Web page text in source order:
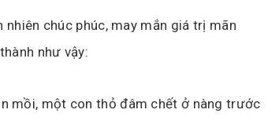
chúc phúc, may mắn giá trị mãn
như vậy:
mồi, một con thỏ đâm chết ở nàng trước